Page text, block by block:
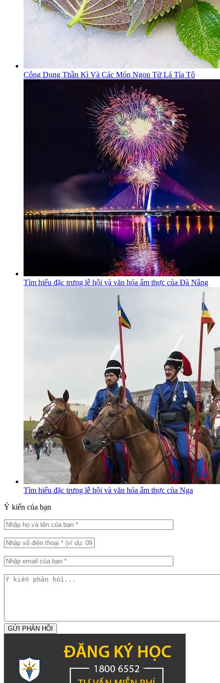
Công Dụng Thần Kì Và Các Món Ngon Từ Lá Tía Tô
Tìm hiểu đặc trưng lễ hội và văn hóa ẩm thực của Đà Nẵng
Tìm hiểu đặc trưng lễ hội và văn hóa ẩm thực của Nga
Ý kiến của bạn
GỬI PHẢN HỒI